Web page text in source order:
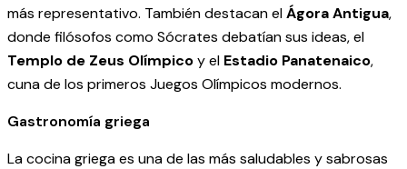
más representativo. También destacan elÁgora Antigua,
donde filósofos como Sócrates debatían sus ideas, el
Templo de Zeus Olímpicoy el Estadio Panatenaico,
cuna de los primeros Juegos Olímpicos modernos.
Gastronomía griega
La cocina griega es una de las más saludables y sabrosas